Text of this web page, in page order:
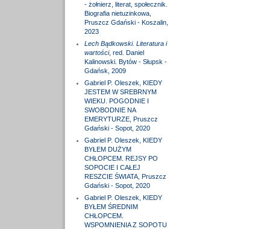
- żołnierz, literat, społecznik.
Biografia nietuzinkowa,
Pruszcz Gdański - Koszalin,
2023
Lech Bądkowski. Literatura i
wartości, red. Daniel
Kalinowski. Bytów - Słupsk -
Gdańsk, 2009
Gabriel P. Oleszek, KIEDY
JESTEM W SREBRNYM
WIEKU. POGODNIE I
SWOBODNIE NA
EMERYTURZE, Pruszcz
Gdański - Sopot, 2020
Gabriel P. Oleszek, KIEDY
BYŁEM DUŻYM
CHŁOPCEM. REJSY PO
SOPOCIE I CAŁEJ
RESZCIE ŚWIATA, Pruszcz
Gdański - Sopot, 2020
Gabriel P. Oleszek, KIEDY
BYŁEM ŚREDNIM
CHŁOPCEM.
WSPOMNIENIA Z SOPOTU